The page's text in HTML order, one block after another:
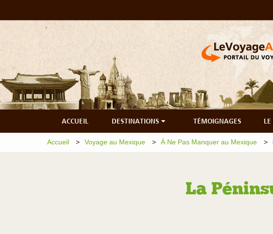
ACCUEIL DESTINATIONS TÉMOIGNAGES
Accueil Voyage au Mexique À Ne Pas Manquer au Mexique
La